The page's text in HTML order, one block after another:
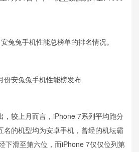
兔兔手机性能总榜单的排名情况。
，较上月而言，iPhone 7系列平均跑分
名的机型均为安卓手机，曾经的机坛霸
下滑至第六位，而iPhone 7仅仅位列第